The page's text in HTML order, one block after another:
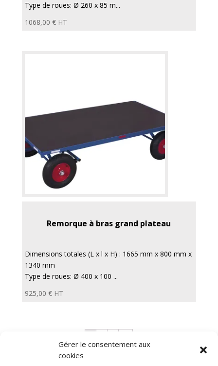
Gérer le consentement aux
cookies
Type de roues: Ø 260 x 85 m...
1068,00 € HT
Remorque à bras grand plateau
Dimensions totales (L x l x H) : 1665 mm x 800 mm x
1340 mm
Type de roues: Ø 400 x 100 ...
925,00 € HT
Diable électrique